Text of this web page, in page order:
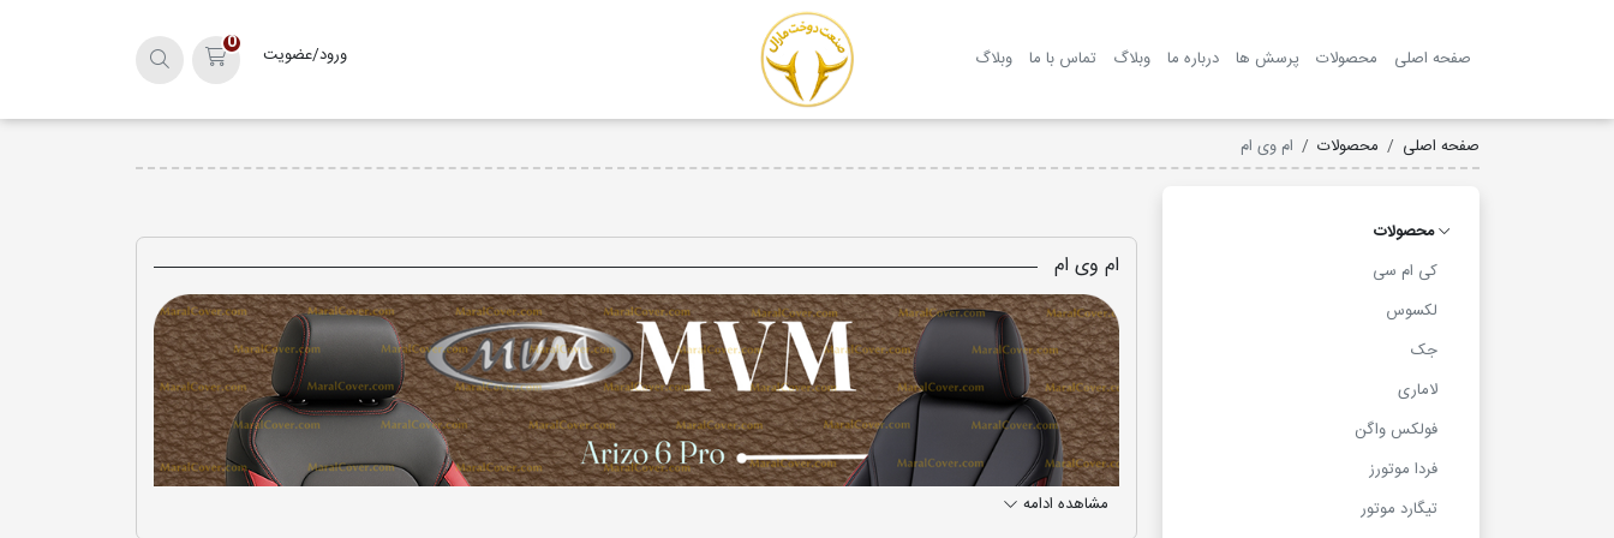
صفحه اصلی محصولات پرسش ها درباره ما وبلاگ تماس با ما وبلاگ
ورود/عضویت
سبد خرید
0
صفحه اصلی محصولات ام وی ام
محصولات
کی ام سی
لکسوس
جک
لاماری
فولکس واگن
فردا موتورز
تیگارد موتور
ام وی ام
مشاهده ادامه